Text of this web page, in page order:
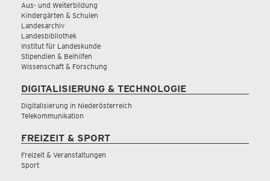
Aus- und Weiterbildung
Kindergärten & Schulen
Landesarchiv
Landesbibliothek
Institut für Landeskunde
Stipendien & Beihilfen
Wissenschaft & Forschung
DIGITALISIERUNG & TECHNOLOGIE
Digitalisierung in Niederösterreich
Telekommunikation
FREIZEIT & SPORT
Freizeit & Veranstaltungen
Sport